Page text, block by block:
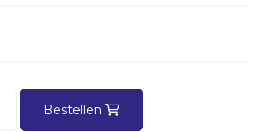
Bestellen